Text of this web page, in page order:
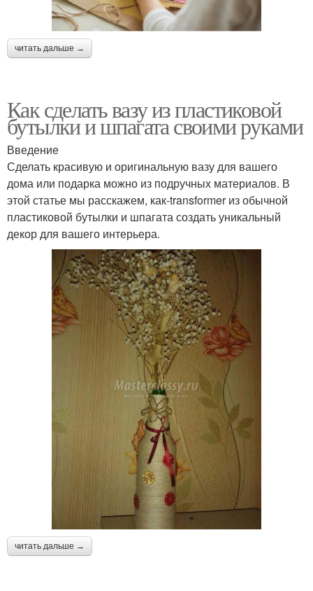
читать дальше →
Как сделать вазу из пластиковой
бутылки и шпагата своими руками
Введение
Сделать красивую и оригинальную вазу для вашего
дома или подарка можно из подручных материалов. В
этой статье мы расскажем, как-transformer из обычной
пластиковой бутылки и шпагата создать уникальный
декор для вашего интерьера.
читать дальше →